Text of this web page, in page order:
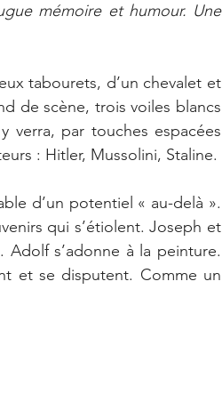
mémoire et humour. Une
tabourets, d’un chevalet et
de scène, trois voiles blancs
par touches espacées
: Hitler, Mussolini, Staline.
d’un potentiel « au-delà ».
qui s’étiolent. Joseph et
Adolf s’adonne à la peinture.
et se disputent. Comme un